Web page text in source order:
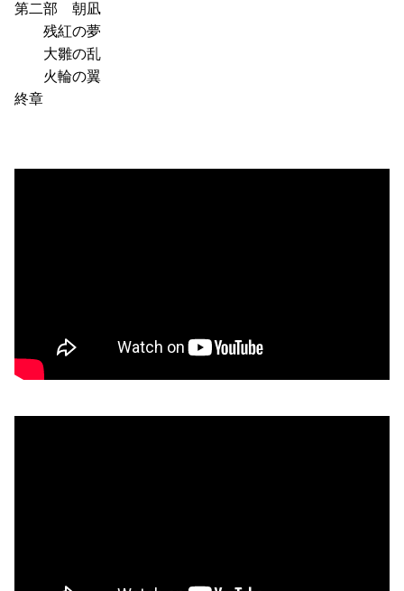
第二部 朝凪
残紅の夢
大雛の乱
火輪の翼
終章